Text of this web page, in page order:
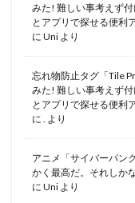
みた! 難しい事考えず
とアプリで探せる便利
に Uni より
忘れ物防止タグ「Tile
みた! 難しい事考えず
とアプリで探せる便利
に
より
アニメ「サイバーパン
かく最高だ。それしか
に Uni より